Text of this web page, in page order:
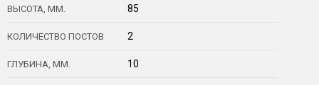
ВЫСОТА, ММ. 85
КОЛИЧЕСТВО ПОСТОВ 2
ГЛУБИНА, ММ. 10